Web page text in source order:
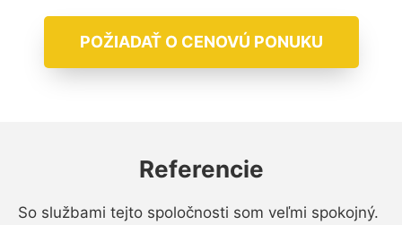
POŽIADAŤ O CENOVÚ PONUKU
Referencie
So službami tejto spoločnosti som veľmi spokojný.